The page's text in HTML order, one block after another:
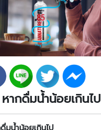
ากดื่มน้ำน้อยเกินไป